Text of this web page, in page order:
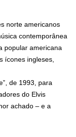
norte americanos
contemporânea
popular americana
ícones ingleses,
de 1993, para
do Elvis
achado – e a